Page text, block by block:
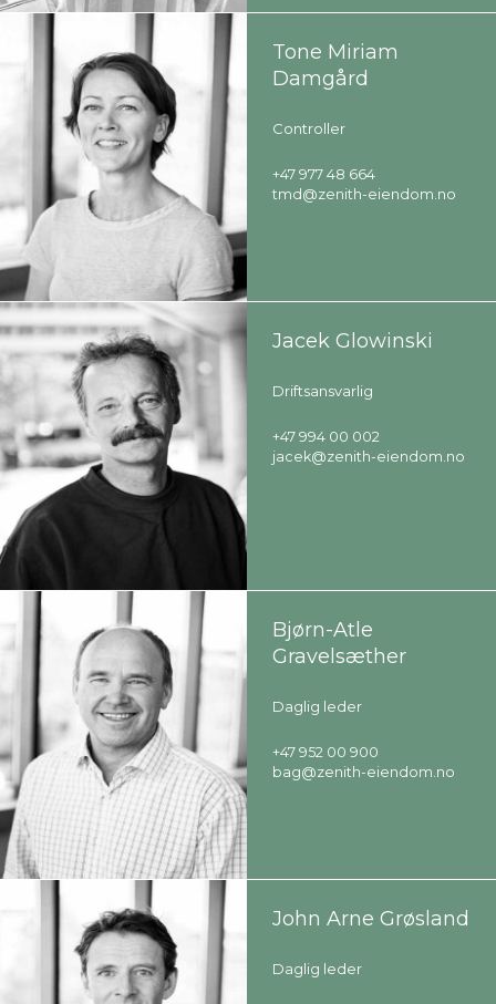
Tone Miriam
Damgård
Controller
+47 977 48 664
tmd@zenith-eiendom.no
Jacek Glowinski
Driftsansvarlig
+47 994 00 002
jacek@zenith-eiendom.no
Bjørn-Atle
Gravelsæther
Daglig leder
+47 952 00 900
bag@zenith-eiendom.no
John Arne Grøsland
Daglig leder